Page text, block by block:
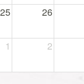
25 26
1 2